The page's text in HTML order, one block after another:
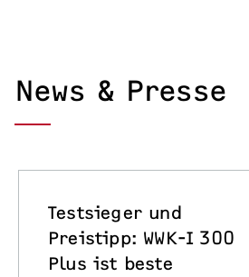
News & Presse
Testsieger und
Preistipp: WWK-I 300
Plus ist beste